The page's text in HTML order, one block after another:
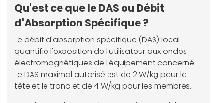
Qu'est ce que le DAS ou Débit
d'Absorption Spécifique ?
Le débit d'absorption spécifique (DAS) local
quantifie l'exposition de l'utilisateur aux ondes
électromagnétiques de l'équipement concerné.
Le DAS maximal autorisé est de 2 W/kg pour la
tête et le tronc et de 4 W/kg pour les membres.